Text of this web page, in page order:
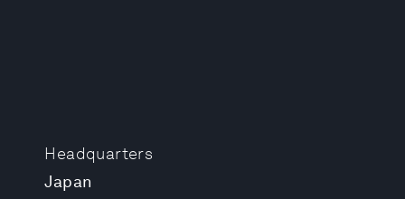
Headquarters
Japan